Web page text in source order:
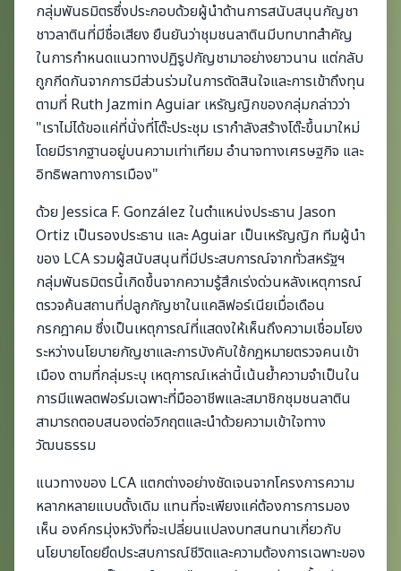
กลุ่มพันธมิตรซึ่งประกอบด้วยผู้นำด้านการสนับสนุนกัญชา
ชาวลาตินที่มีชื่อเสียง ยืนยันว่าชุมชนลาตินมีบทบาทสำคัญ
ในการกำหนดแนวทางปฏิรูปกัญชามาอย่างยาวนาน แต่กลับ
ถูกกีดกันจากการมีส่วนร่วมในการตัดสินใจและการเข้าถึงทุน
ตามที่ Ruth Jazmin Aguiar เหรัญญิกของกลุ่มกล่าวว่า
"เราไม่ได้ขอแค่ที่นั่งที่โต๊ะประชุม เรากำลังสร้างโต๊ะขึ้นมาใหม่
โดยมีรากฐานอยู่บนความเท่าเทียม อำนาจทางเศรษฐกิจ และ
อิทธิพลทางการเมือง"
ด้วย Jessica F. González ในตำแหน่งประธาน Jason
Ortiz เป็นรองประธาน และ Aguiar เป็นเหรัญญิก ทีมผู้นำ
ของ LCA รวมผู้สนับสนุนที่มีประสบการณ์จากทั่วสหรัฐฯ
กลุ่มพันธมิตรนี้เกิดขึ้นจากความรู้สึกเร่งด่วนหลังเหตุการณ์
ตรวจค้นสถานที่ปลูกกัญชาในแคลิฟอร์เนียเมื่อเดือน
กรกฎาคม ซึ่งเป็นเหตุการณ์ที่แสดงให้เห็นถึงความเชื่อมโยง
ระหว่างนโยบายกัญชาและการบังคับใช้กฎหมายตรวจคนเข้า
เมือง ตามที่กลุ่มระบุ เหตุการณ์เหล่านี้เน้นย้ำความจำเป็นใน
การมีแพลตฟอร์มเฉพาะที่มืออาชีพและสมาชิกชุมชนลาติน
สามารถตอบสนองต่อวิกฤตและนำด้วยความเข้าใจทาง
วัฒนธรรม
แนวทางของ LCA แตกต่างอย่างชัดเจนจากโครงการความ
หลากหลายแบบดั้งเดิม แทนที่จะเพียงแค่ต้องการการมอง
เห็น องค์กรมุ่งหวังที่จะเปลี่ยนแปลงบทสนทนาเกี่ยวกับ
นโยบายโดยยึดประสบการณ์ชีวิตและความต้องการเฉพาะของ